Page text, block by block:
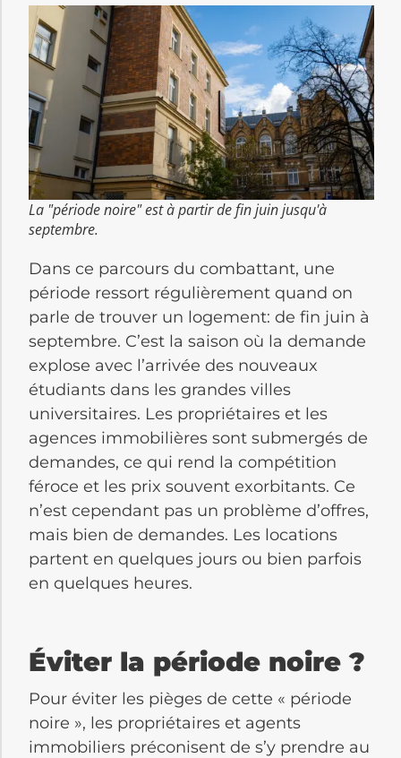
La "période noire" est à partir de fin juin jusqu'à
septembre.
Dans ce parcours du combattant, une
période ressort régulièrement quand on
parle de trouver un logement: de fin juin à
septembre. C’est la saison où la demande
explose avec l’arrivée des nouveaux
étudiants dans les grandes villes
universitaires. Les propriétaires et les
agences immobilières sont submergés de
demandes, ce qui rend la compétition
féroce et les prix souvent exorbitants. Ce
n’est cependant pas un problème d’offres,
mais bien de demandes. Les locations
partent en quelques jours ou bien parfois
en quelques heures.
Éviter la période noire ?
Pour éviter les pièges de cette « période
noire », les propriétaires et agents
immobiliers préconisent de s’y prendre au